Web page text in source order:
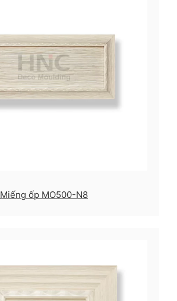
Miếng ốp MO500-N8